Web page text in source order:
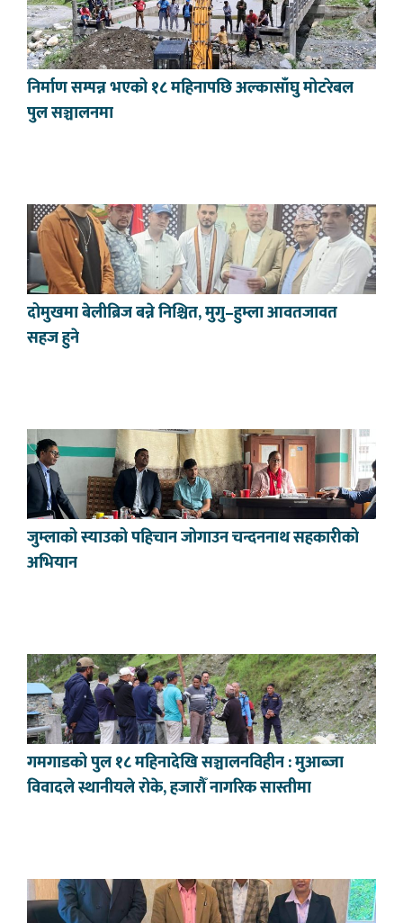
निर्माण सम्पन्न भएको १८ महिनापछि अल्कासाँघु मोटरेबल
पुल सञ्चालनमा
दोमुखमा बेलीब्रिज बन्ने निश्चित, मुगु–हुम्ला आवतजावत
सहज हुने
जुम्लाको स्याउको पहिचान जोगाउन चन्दननाथ सहकारीको
अभियान
गमगाडको पुल १८ महिनादेखि सञ्चालनविहीन : मुआब्जा
विवादले स्थानीयले रोके, हजारौँ नागरिक सास्तीमा